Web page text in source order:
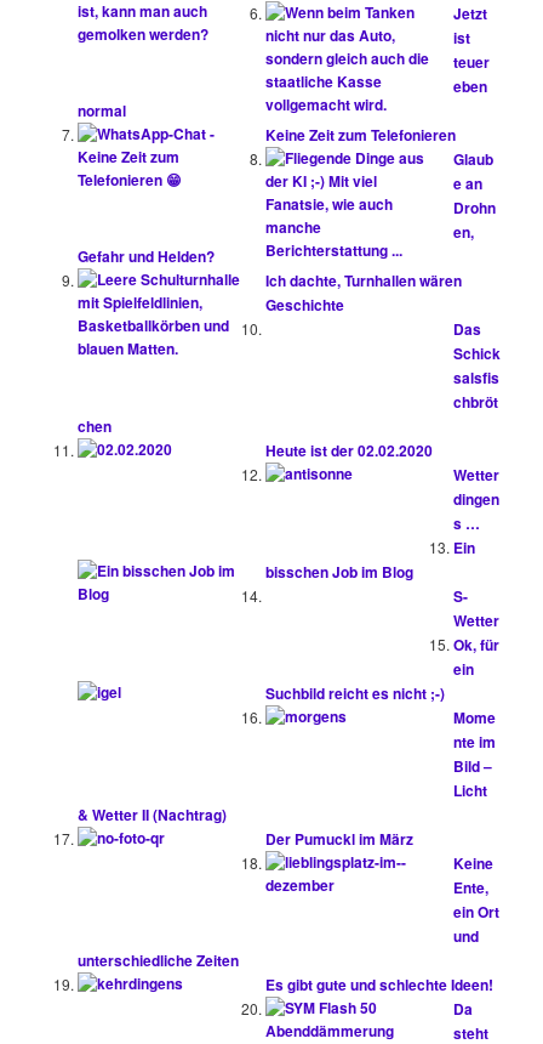
Jetzt
ist
teuer
eben
normal
Keine Zeit zum Telefonieren
Glaub
e an
Drohn
en,
Gefahr und Helden?
Ich dachte, Turnhallen wären
Geschichte
Das
Schick
salsfis
chbröt
chen
Heute ist der 02.02.2020
Wetter
dingen
s …
Ein
bisschen Job im Blog
S-
Wetter
Ok, für
ein
Suchbild reicht es nicht ;-)
Mome
nte im
Bild –
Licht
& Wetter II (Nachtrag)
Der Pumuckl im März
Keine
Ente,
ein Ort
und
unterschiedliche Zeiten
Es gibt gute und schlechte Ideen!
Da
steht